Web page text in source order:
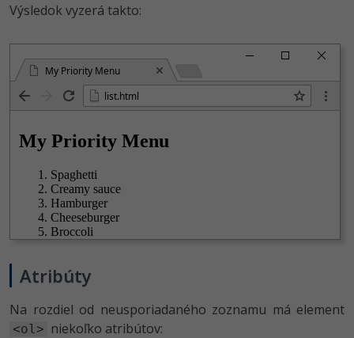
Výsledok vyzerá takto:
My Priority Menu
list.html
Atribúty
Na rozdiel od neusporiadaného zoznamu má element
<ol> niekoľko atribútov: